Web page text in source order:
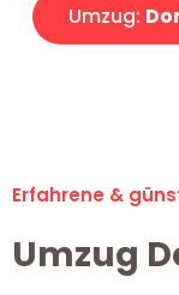
Umzug:
Erfahrene &
Umzug